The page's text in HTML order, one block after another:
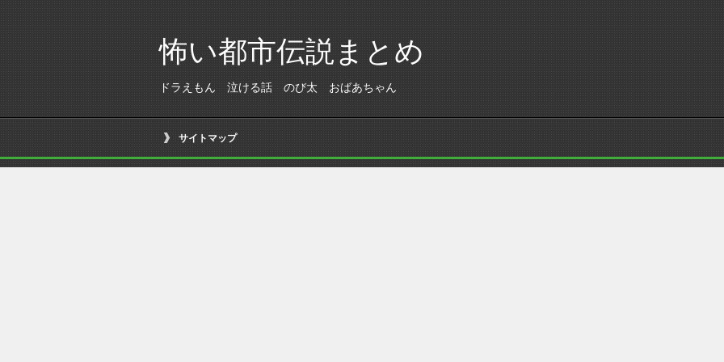
怖い都市伝説まとめ
ドラえもん 泣ける話 のび太 おばあちゃん
サイトマップ